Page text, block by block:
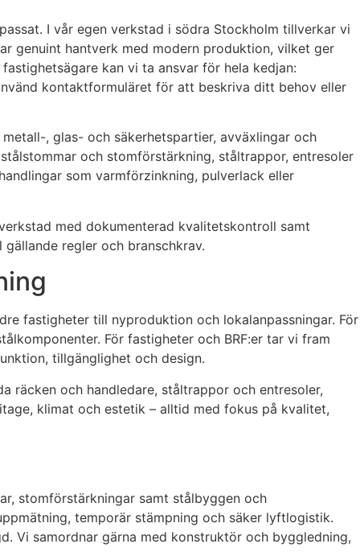
I vår egen verkstad i södra Stockholm tillverkar vi
genuint hantverk med modern produktion, vilket ger
kan vi ta ansvar för hela kedjan:
kontaktformuläret för att beskriva ditt behov eller
, glas- och säkerhetspartier, avväxlingar och
och stomförstärkning, ståltrappor, entresoler
som varmförzinkning, pulverlack eller
med dokumenterad kvalitetskontroll samt
regler och branschkrav.
fastigheter till nyproduktion och lokalanpassningar. För
För fastigheter och BRF:er tar vi fram
tillgänglighet och design.
räcken och handledare, ståltrappor och entresoler,
klimat och estetik – alltid med fokus på kvalitet,
stomförstärkningar samt stålbyggen och
temporär stämpning och säker lyftlogistik.
Vi samordnar gärna med konstruktör och byggledning,